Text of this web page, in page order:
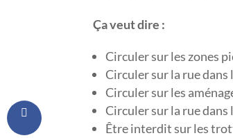
Ça veut dire :
Circuler sur les zones
Circuler sur la rue dans
Circuler sur les
Circuler sur la rue dans
Être interdit sur les